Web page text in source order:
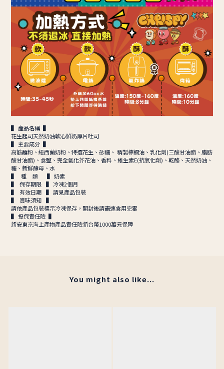
▌ 產品名稱 ▌
花生起司天然奶油軟心鮮奶厚片吐司
▌ 主要成分 ▌
高筋麵粉、紐西蘭奶粉、特選花生、砂糖、 精製棕櫚油、乳化劑(三酸甘油酯、脂肪
酸甘油酯)、食鹽、完全氫化芥花油、香料、維生素E(抗氧化劑)、乾酪、天然奶油、
糖、新鮮酵母、水
▌ 種 類 ▌ 奶素
▌ 保存期限 ▌ 冷凍2個月
▌ 有效日期 ▌ 請見產品包裝
▌ 賞味須知 ▌
請依產品包裝標示冷凍保存，開封後請盡速食用完畢
▌ 投保責任險 ▌
新安東京海上產物產品責任險新台幣1000萬元保障
You might also like...